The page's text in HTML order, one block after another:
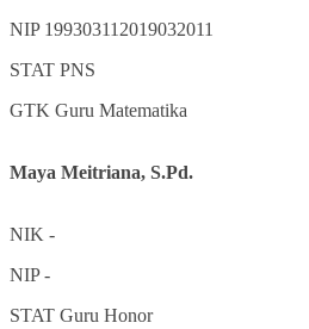
NIP 199303112019032011
STAT PNS
GTK Guru Matematika
Maya Meitriana, S.Pd.
NIK -
NIP-
STAT Guru Honor